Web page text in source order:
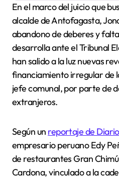
En el marco del juicio que busca la remoción del
alcalde de Antofagasta,
abandono de deberes y
desarrolla ante el Tribunal
han salido a la luz nuevas
financiamiento irregular de
jefe comunal, por parte de
extranjeros.
Según un reportaje de
empresario peruano Edy
de restaurantes Gran
Cardona, vinculado a la